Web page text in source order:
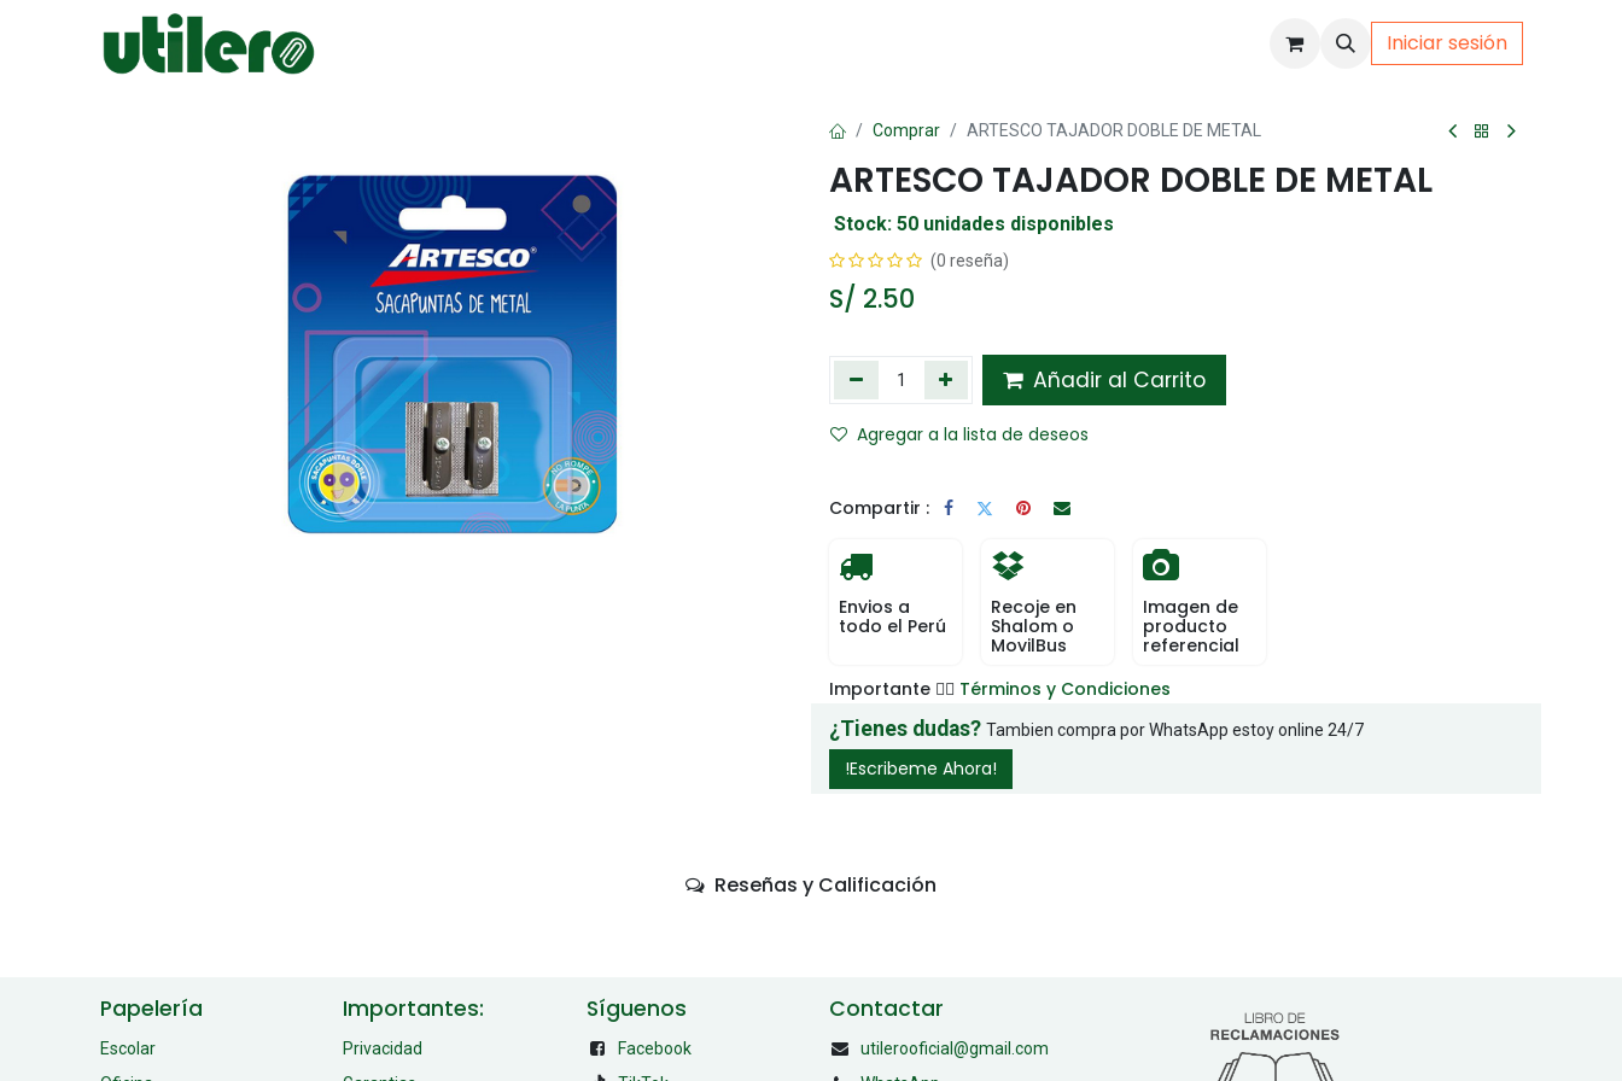
Iniciar sesión
Comprar ARTESCO TAJADOR DOBLE DE METAL
ARTESCO TAJADOR DOBLE DE METAL
Stock: 50 unidades disponibles
(0 reseña)
S/ 2.50
Añadir al Carrito
Agregar a la lista de deseos
Compartir :
Envios a
todo el Perú
Recoje en
Shalom o
MovilBus
Imagen de
producto
referencial
Importante 👉🏻 Términos y Condiciones
¿Tienes dudas? Tambien compra por WhatsApp estoy online 24/7
!Escribeme Ahora!
Reseñas y Calificación
Papelería
Escolar
Importantes:
Privacidad
Síguenos
Facebook
Contactar
utilerooficial@gmail.com